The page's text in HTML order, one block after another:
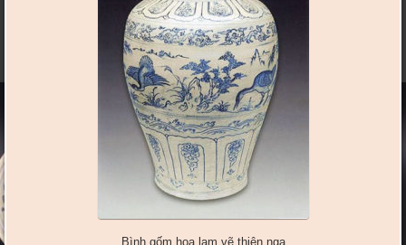
Bình gốm hoa lam vẽ thiên nga